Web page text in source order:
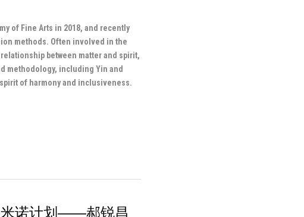
of Fine Arts in 2018, and recently
methods. Often involved in the
between matter and spirit,
methodology, including Yin and
of harmony and inclusiveness.
米诺计划——郝锐昌